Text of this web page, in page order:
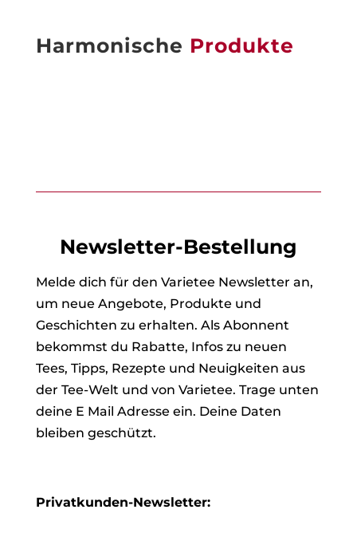
Harmonische Produkte
Newsletter-Bestellung
Melde dich für den Varietee Newsletter an,
um neue Angebote, Produkte und
Geschichten zu erhalten. Als Abonnent
bekommst du Rabatte, Infos zu neuen
Tees, Tipps, Rezepte und Neuigkeiten aus
der Tee-Welt und von Varietee. Trage unten
deine E Mail Adresse ein. Deine Daten
bleiben geschützt.
Privatkunden-Newsletter: